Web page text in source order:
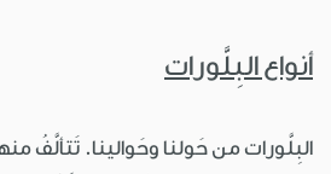
أنواع البِلَّورات
البِلَّورات من حَولنا وحَوالينا. تَتألَّفُ